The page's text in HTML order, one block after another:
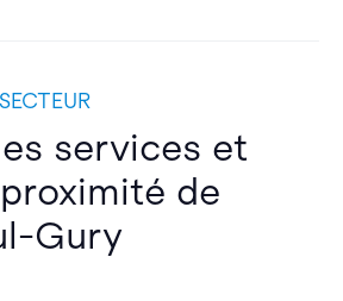
services et
de
Gury